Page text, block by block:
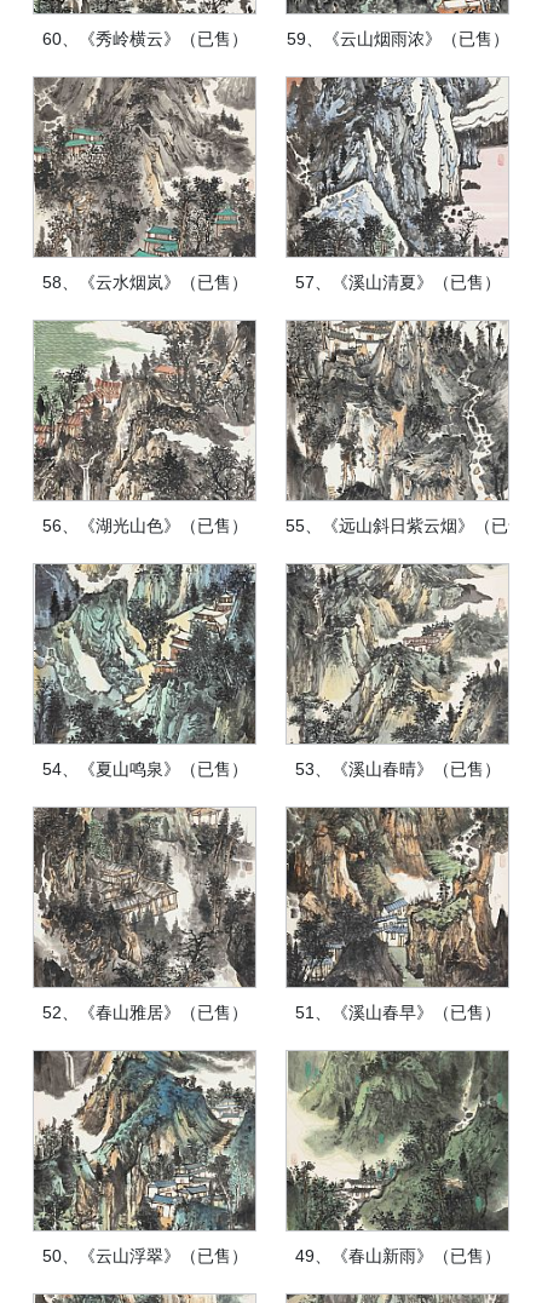
60、《秀岭横云》（已售） 59、《云山烟雨浓》（已售）
58、《云水烟岚》（已售） 57、《溪山清夏》（已售）
56、《湖光山色》（已售） 55、《远山斜日紫云烟》（已售）
54、《夏山鸣泉》（已售） 53、《溪山春晴》（已售）
52、《春山雅居》（已售） 51、《溪山春早》（已售）
50、《云山浮翠》（已售） 49、《春山新雨》（已售）